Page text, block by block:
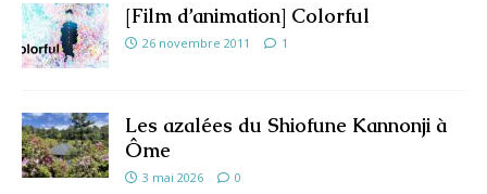
[Film d’animation] Colorful
26 novembre 2011 1
Les azalées du Shiofune Kannonji à
Ôme
3 mai 2026 0